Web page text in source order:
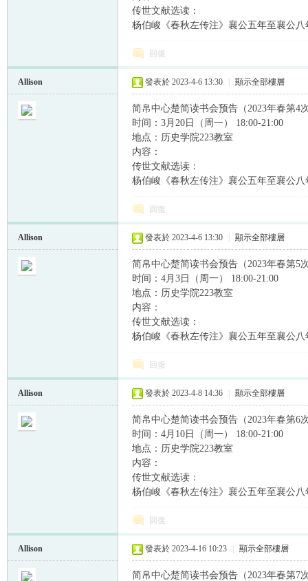
传世文献选读：
杨伯峻《春秋左传注》襄公五年至襄公
回復
Allison 發表於 2023-4-6 13:30 顯示全部樓層
简帛中心楚简读书会预告（2023年春第4
时间：3月20日（周一） 18:00-21:00
地点：历史学院223教室
内容：
传世文献选读：
杨伯峻《春秋左传注》襄公五年至襄公
回復
Allison 發表於 2023-4-6 13:30 顯示全部樓層
简帛中心楚简读书会预告（2023年春第5
时间：4月3日（周一） 18:00-21:00
地点：历史学院223教室
内容：
传世文献选读：
杨伯峻《春秋左传注》襄公五年至襄公
回復
Allison 發表於 2023-4-8 14:36 顯示全部樓層
简帛中心楚简读书会预告（2023年春第6
时间：4月10日（周一） 18:00-21:00
地点：历史学院223教室
内容：
传世文献选读：
杨伯峻《春秋左传注》襄公五年至襄公
回復
Allison 發表於 2023-4-16 10:23 顯示全部樓層
简帛中心楚简读书会预告（2023年春第7